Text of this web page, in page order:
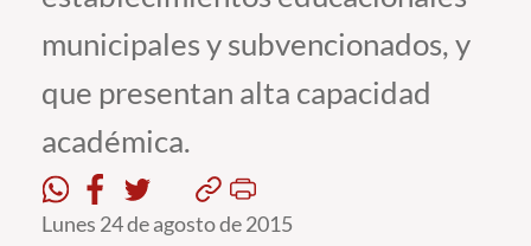
Postgrado
Estudiantes
Académicos
municipales y subvencionados, y
que presentan alta capacidad
académica.
Lunes 24 de agosto de 2015